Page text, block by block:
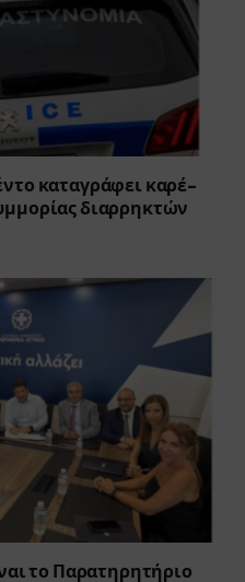
καταγράφει καρέ-
διαρρηκτών
το Παρατηρητήριο